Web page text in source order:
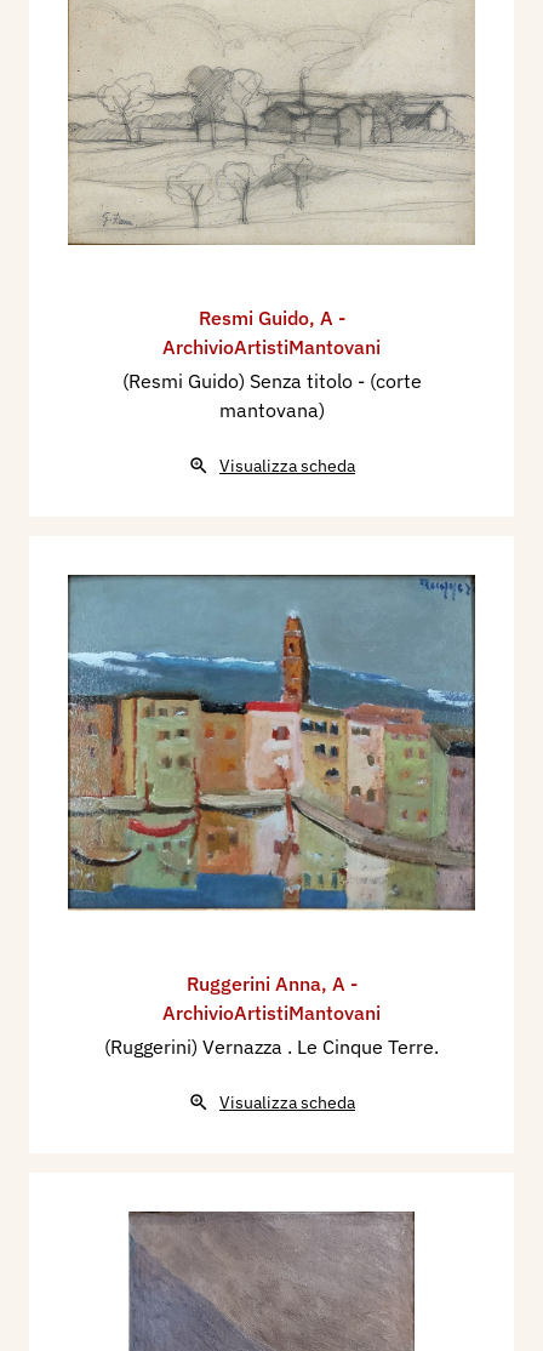
Resmi Guido, A -
ArchivioArtistiMantovani
(Resmi Guido) Senza titolo - (corte
mantovana)
Visualizza scheda
Ruggerini Anna, A -
ArchivioArtistiMantovani
(Ruggerini) Vernazza . Le Cinque Terre.
Visualizza scheda